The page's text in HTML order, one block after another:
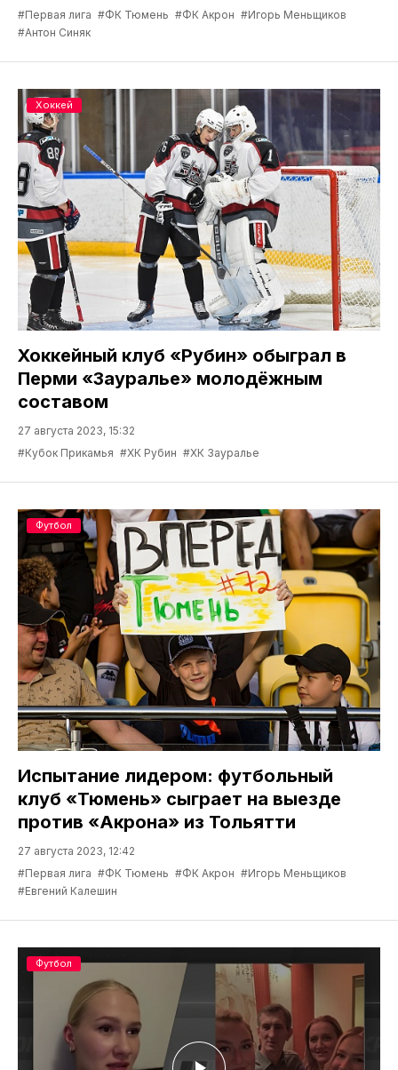
#Первая лига #ФК Тюмень #ФК Акрон #Игорь Меньщиков
#Антон Синяк
Хоккейный клуб «Рубин» обыграл в
Перми «Зауралье» молодёжным
составом
27 августа 2023, 15:32
#Кубок Прикамья #ХК Рубин #ХК Зауралье
Хоккей
Испытание лидером: футбольный
клуб «Тюмень» сыграет на выезде
против «Акрона» из Тольятти
27 августа 2023, 12:42
#Первая лига #ФК Тюмень #ФК Акрон #Игорь Меньщиков
#Евгений Калешин
Футбол
Футбол